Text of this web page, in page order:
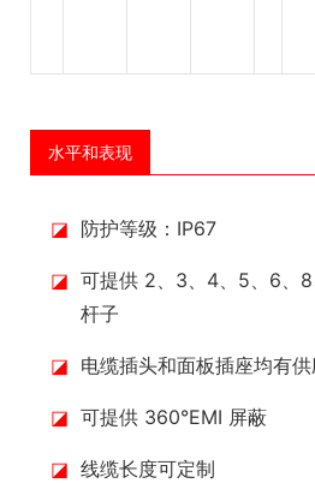
水平和表现
◪ 防护等级：IP67
◪ 可提供 2、3、4、5、6、8
杆子
◪ 电缆插头和面板插座均有供
◪ 可提供 360°EMI 屏蔽
◪ 线缆长度可定制